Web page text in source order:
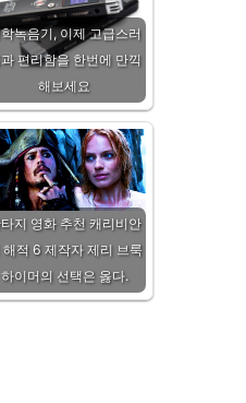
녹음기, 이제 고급스러
편리함을 한번에 만끽
해보세요
지 영화 추천 캐리비안
해적 6 제작자 제리 브룩
하이머의 선택은 옳다.